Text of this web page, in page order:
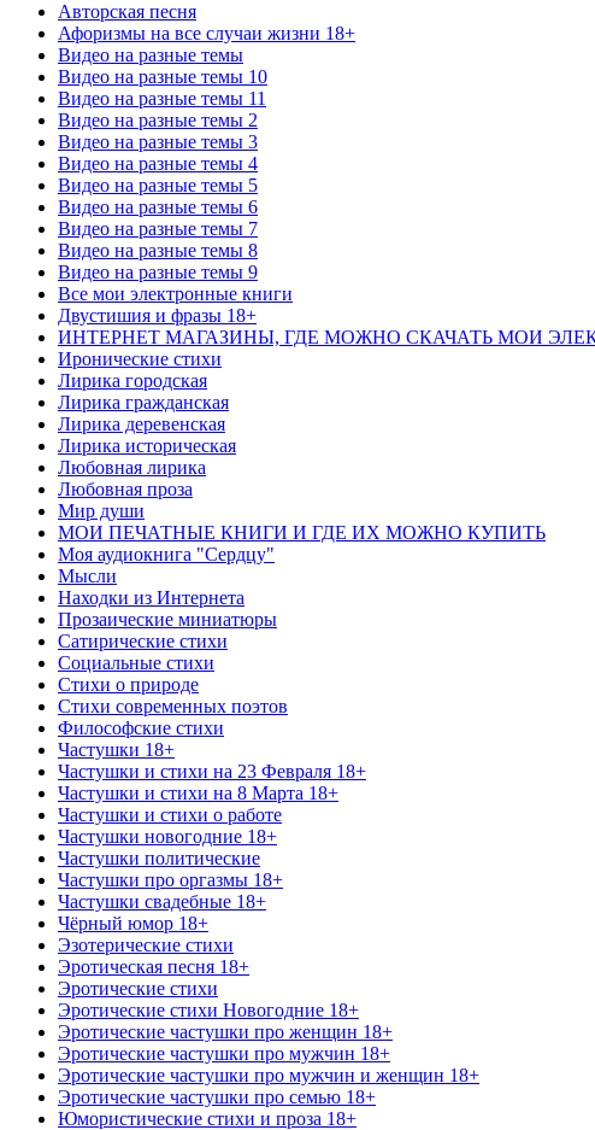
Авторская песня
Афоризмы на все случаи жизни 18+
Видео на разные темы
Видео на разные темы 10
Видео на разные темы 11
Видео на разные темы 2
Видео на разные темы 3
Видео на разные темы 4
Видео на разные темы 5
Видео на разные темы 6
Видео на разные темы 7
Видео на разные темы 8
Видео на разные темы 9
Все мои электронные книги
Двустишия и фразы 18+
ИНТЕРНЕТ МАГАЗИНЫ, ГДЕ МОЖНО СКАЧАТЬ МОИ
Иронические стихи
Лирика городская
Лирика гражданская
Лирика деревенская
Лирика историческая
Любовная лирика
Любовная проза
Мир души
МОИ ПЕЧАТНЫЕ КНИГИ И ГДЕ ИХ МОЖНО КУПИТЬ
Моя аудиокнига "Сердцу"
Мысли
Находки из Интернета
Прозаические миниатюры
Сатирические стихи
Социальные стихи
Стихи о природе
Стихи современных поэтов
Философские стихи
Частушки 18+
Частушки и стихи на 23 Февраля 18+
Частушки и стихи на 8 Марта 18+
Частушки и стихи о работе
Частушки новогодние 18+
Частушки политические
Частушки про оргазмы 18+
Частушки свадебные 18+
Чёрный юмор 18+
Эзотерические стихи
Эротическая песня 18+
Эротические стихи
Эротические стихи Новогодние 18+
Эротические частушки про женщин 18+
Эротические частушки про мужчин 18+
Эротические частушки про мужчин и женщин 18+
Эротические частушки про семью 18+
Юмористические стихи и проза 18+